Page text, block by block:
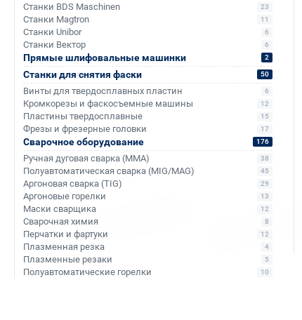
Аналоги и похожие товары
Станки BDS Maschinen 23
Станки Magtron 11
Станки Unibor 6
Станки Вектор 6
Прямые шлифовальные машинки 2
Станки для снятия фаски 50
Винты для твердосплавных пластин 6
Кромкорезы и фаскосъемные машины 12
Пластины твердосплавные 15
Фрезы и фрезерные головки 17
Сварочное оборудование 176
Ручная дуговая сварка (MMA) 38
Полуавтоматическая сварка (MIG/MAG) 45
Аргоновая сварка (TIG) 29
Аргоновые горелки 13
Маски сварщика 12
Сварочная химия 8
Перчатки и фартуки 12
Плазменная резка 4
Плазменные резаки 5
Полуавтоматические горелки 10